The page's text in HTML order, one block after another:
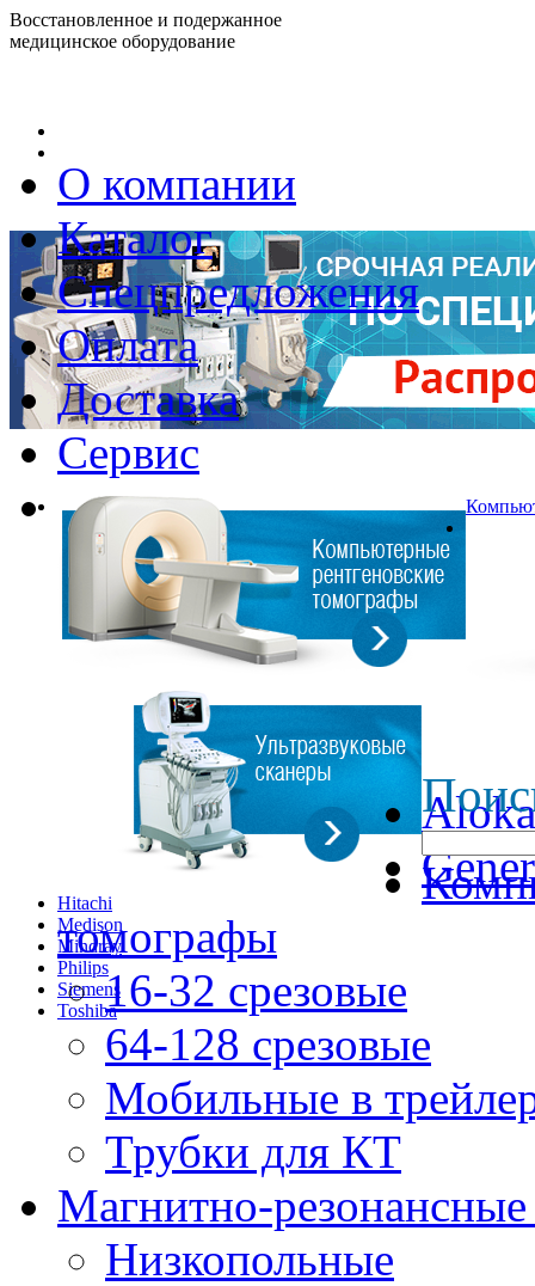
Восстановленное и подержанное
медицинское оборудование
О компании
Каталог
Спецпредложения
Оплата
Доставка
Сервис
Aloka
Hitachi
Medison
Mindray
Philips
Siemens
Toshiba
томографы
16-32 срезовые
64-128 срезовые
Мобильные в
Трубки для КТ
Магнитно-
Низкопольные